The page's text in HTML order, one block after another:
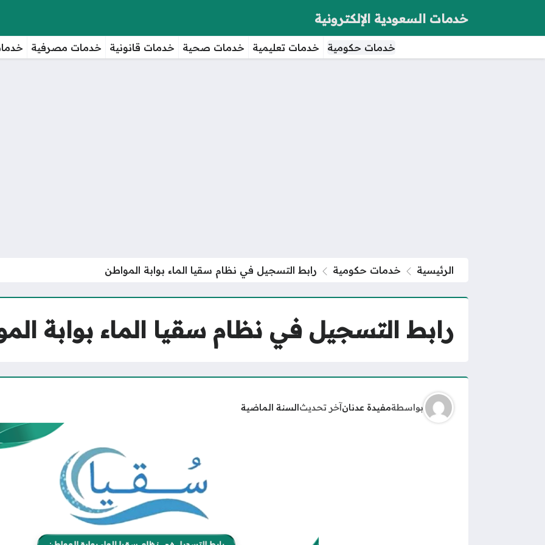
خدمات السعودية الإلكترونية
خدمات حكومية خدمات تعليمية خدمات صحية خدمات قانونية خدمات مصرفية
الرئيسية خدمات حكومية رابط التسجيل في نظام سقيا الماء بوابة المواطن
رابط التسجيل في نظام سقيا الماء بوابة
بواسطةمفيدة عدنانآخر تحديثالسنة الماضية